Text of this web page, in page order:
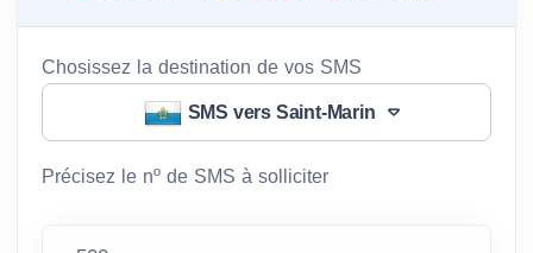
Chosissez la destination de vos SMS
SMS vers Saint-Marin
Précisez le nº de SMS à solliciter